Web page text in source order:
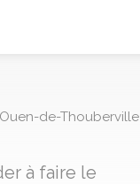
de-Thouberville
à faire le